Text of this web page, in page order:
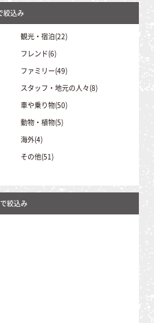
観光・宿泊(22)
フレンド(6)
ファミリー(49)
スタッフ・地元の人々(8)
車や乗り物(50)
動物・植物(5)
海外(4)
その他(51)